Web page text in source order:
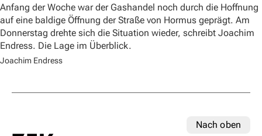
Anfang der Woche war der Gashandel noch durch die Hoffnung
auf eine baldige Öffnung der Straße von Hormus geprägt. Am
Donnerstag drehte sich die Situation wieder, schreibt Joachim
Endress. Die Lage im Überblick.
Joachim Endress
Nach oben